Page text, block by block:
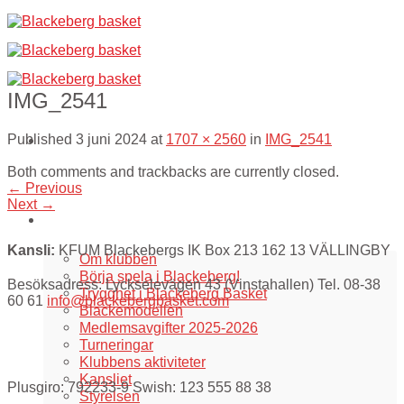
Skip
to
content
Om klubben
Börja spela i Blackeberg!
Trygghet i Blackeberg Basket
Blackemodellen
Medlemsavgifter 2025-2026
Turneringar
Klubbens aktiviteter
Kansliet
Styrelsen
IMG_2541
Published 3 juni 2024 at 1707 × 2560 in IMG_2541
Both comments and trackbacks are currently closed.
← Previous
Next →
Kansli: KFUM Blackebergs IK Box 213 162 13 VÄLLINGBY
Besöksadress: Lyckselevägen 43 (Vinstahallen) Tel. 08-38
60 61 info@blackebergbasket.com
Plusgiro: 792233-9 Swish: 123 555 88 38